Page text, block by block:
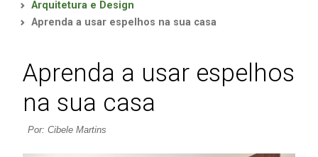
Arquitetura e Design
Aprenda a usar espelhos na sua casa
Aprenda a usar espelhos
na sua casa
Por: Cibele Martins